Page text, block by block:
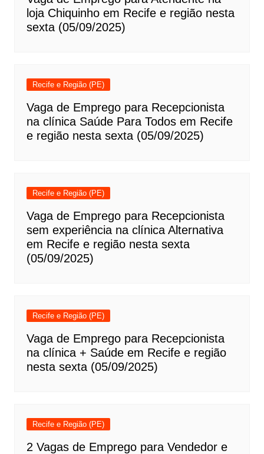
loja Chiquinho em Recife e região nesta
sexta (05/09/2025)
Recife e Região (PE)
Vaga de Emprego para Recepcionista
na clínica Saúde Para Todos em Recife
e região nesta sexta (05/09/2025)
Recife e Região (PE)
Vaga de Emprego para Recepcionista
sem experiência na clínica Alternativa
em Recife e região nesta sexta
(05/09/2025)
Recife e Região (PE)
Vaga de Emprego para Recepcionista
na clínica + Saúde em Recife e região
nesta sexta (05/09/2025)
Recife e Região (PE)
2 Vagas de Emprego para Vendedor e